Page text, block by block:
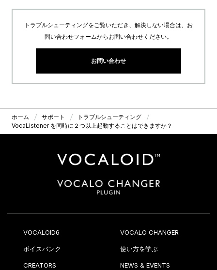
トラブルシューティングをご覧いただき、解決しない場合は、お
問い合わせフォームからお問い合わせください。
お問い合わせ
ホーム サポート
トラブルシューティング
VocaListener を同時に２つ以上起動することはできますか？
VOCALOID6 VOCALO CHANGER
ボイスバンク 使い方を学ぶ
CREATORS NEWS & EVENTS